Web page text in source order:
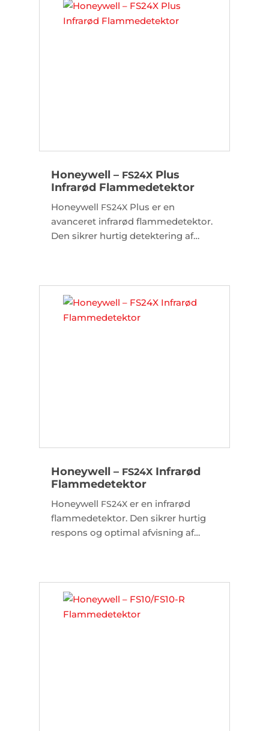
Honeywell – FS24XPlus
Infrarød Flammedetektor
Honeywell FS24XPlus er en
avanceret infrarød flammedetektor.
Den sikrer hurtig detektering af
Honeywell – FS24XInfrarød
Flammedetektor
Honeywell FS24Xer en infrarød
flammedetektor. Den sikrer hurtig
respons og optimal afvisning af